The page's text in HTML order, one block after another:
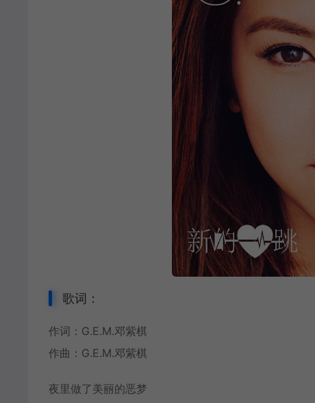
歌词：
作词： G.E.M.邓紫棋
作曲：G.E.M.邓紫棋
夜里做了美丽的恶梦